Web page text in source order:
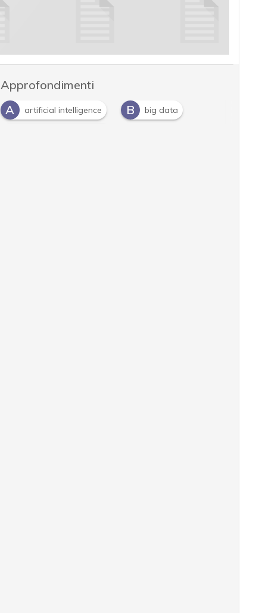
Approfondimenti
A
artificial intelligence B big data